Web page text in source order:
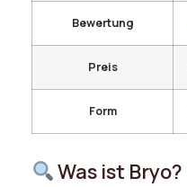
Bewertung
Preis
Form
Was ist Bryo?